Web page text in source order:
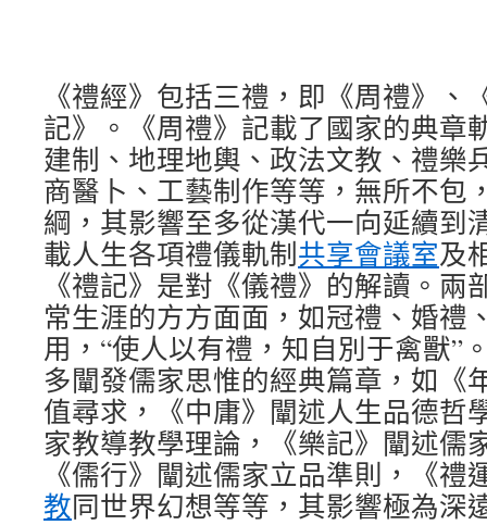
《禮經》包括三禮，即《周禮》、
記》。《周禮》記載了國家的典章
建制、地理地輿、政法文教、禮樂
商醫卜、工藝制作等等，無所不包
綱，其影響至多從漢代一向延續到
載人生各項禮儀軌制共享會議室及
《禮記》是對《儀禮》的解讀。兩
常生涯的方方面面，如冠禮、婚禮
用，“使人以有禮，知自別于禽獸”
多闡發儒家思惟的經典篇章，如《
值尋求，《中庸》闡述人生品德哲
家教導教學理論，《樂記》闡述儒
《儒行》闡述儒家立品準則，《禮
教同世界幻想等等，其影響極為深